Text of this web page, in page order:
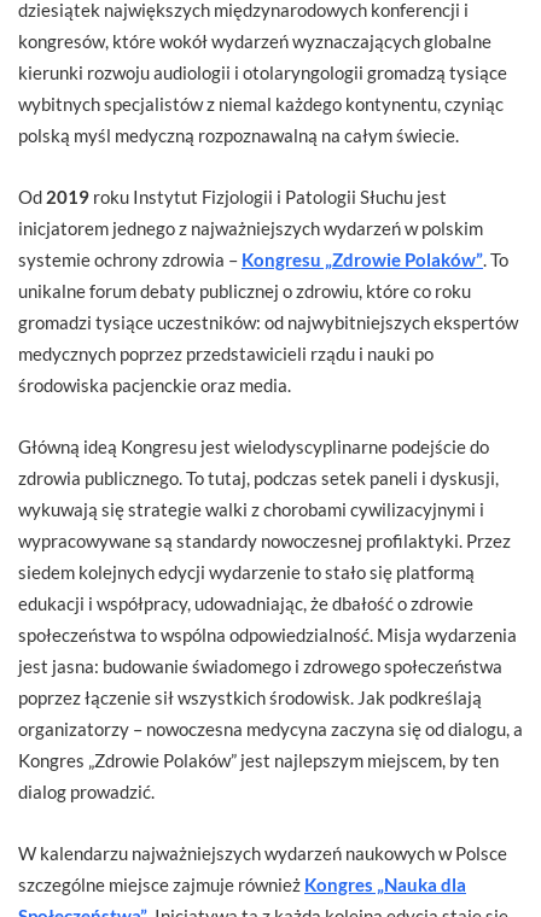
dziesiątek największych międzynarodowych konferencji i
kongresów, które wokół wydarzeń wyznaczających globalne
kierunki rozwoju audiologii i otolaryngologii gromadzą tysiące
wybitnych specjalistów z niemal każdego kontynentu, czyniąc
polską myśl medyczną rozpoznawalną na całym świecie.
Od 2019 roku Instytut Fizjologii i Patologii Słuchu jest
inicjatorem jednego z najważniejszych wydarzeń w polskim
systemie ochrony zdrowia – Kongresu „Zdrowie Polaków”. To
unikalne forum debaty publicznej o zdrowiu, które co roku
gromadzi tysiące uczestników: od najwybitniejszych ekspertów
medycznych poprzez przedstawicieli rządu i nauki po
środowiska pacjenckie oraz media.
Główną ideą Kongresu jest wielodyscyplinarne podejście do
zdrowia publicznego. To tutaj, podczas setek paneli i dyskusji,
wykuwają się strategie walki z chorobami cywilizacyjnymi i
wypracowywane są standardy nowoczesnej profilaktyki. Przez
siedem kolejnych edycji wydarzenie to stało się platformą
edukacji i współpracy, udowadniając, że dbałość o zdrowie
społeczeństwa to wspólna odpowiedzialność. Misja wydarzenia
jest jasna: budowanie świadomego i zdrowego społeczeństwa
poprzez łączenie sił wszystkich środowisk. Jak podkreślają
organizatorzy – nowoczesna medycyna zaczyna się od dialogu, a
Kongres „Zdrowie Polaków” jest najlepszym miejscem, by ten
dialog prowadzić.
W kalendarzu najważniejszych wydarzeń naukowych w Polsce
szczególne miejsce zajmuje również Kongres „Nauka dla